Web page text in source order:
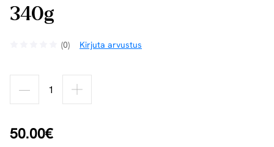
340g
(0) Kirjuta arvustus
50.00€